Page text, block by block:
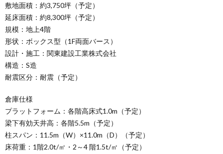
敷地面積：約3,750坪（予定）
延床面積：約8,300坪（予定）
規模：地上4階
形状：ボックス型（1F両面バース）
設計・施工：関東建設工業株式会社
構造：S造
耐震区分：耐震（予定）
倉庫仕様
プラットフォーム：各階高床式1.0m（予定）
梁下有効天井高：各階5.5m（予定）
柱スパン：11.5m（W）×11.0m（D）（予定）
床荷重：1階2.0t/㎡・2～4 階1.5t/㎡（予定）